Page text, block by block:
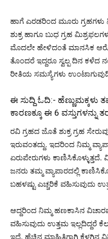
ಹಾಗೆ ಎರಡರಿಂದ ಮೂರು ಗ್ರಹಗಳು
ಶುಕ್ರ ಹಾಗೂ ಬುಧ ಗ್ರಹ
ಮೊದಲೇ ಹೇಳಿದಂತೆ ಮಾನಸಿಕ
ತೊಂದರೆ ಇದ್ದರೂ ಸ್ವಲ್ಪ ದಿನ ಕಳೆದ
ರೀತಿಯ ಸಮಸ್ಯೆಗಳು
ಈ ಸುದ್ದಿ ಓದಿ:-
ಕಾರಣಕ್ಕೂ ಈ 6 ವಸ್ತುಗಳನ್ನು
ರವಿ ಗ್ರಹದ ಜೊತೆ ಶುಕ್ರ ಗ್ರಹ
ಇರುವಂತದ್ದು. ಇದರಿಂದ ನಿಮ್ಮ
ಏರುಪೇರುಗಳು
ಜನರು ತಮ್ಮ ವ್ಯಾಪಾರದಲ್ಲಿ
ಬಹಳಷ್ಟು ಎಚ್ಚರಿಕೆ ವಹಿಸುವುದು
ಆದ್ದರಿಂದ ನಿಮ್ಮ ಹಣಕಾಸಿನ
ವಹಿಸುವುದು ಉತ್ತಮ ಇಲ್ಲದಿದ್ದರೆ
ಇದೆ. ಹೆಚ್ಚಿನ ಮಾಹಿತಿಗಾಗಿ ಕೆಳಗಿನ